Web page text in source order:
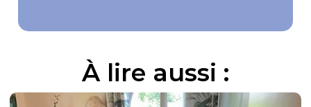
À lire aussi :